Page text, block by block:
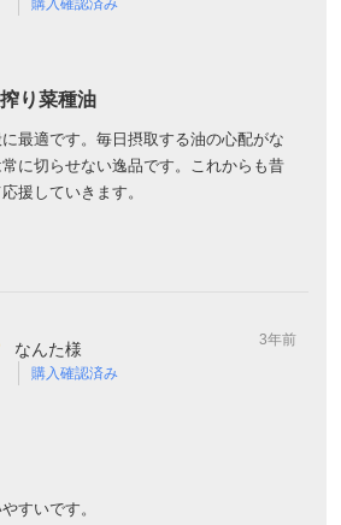
り菜種油
最適です。毎日摂取する油の心配がな
に切らせない逸品です。これからも昔
援していきます。
なんた様
購入確認済み
3年前
すいです。
以上のお買い物でご利用いただけます
ポンとの併用はできません
のご利用方法はこちら >>